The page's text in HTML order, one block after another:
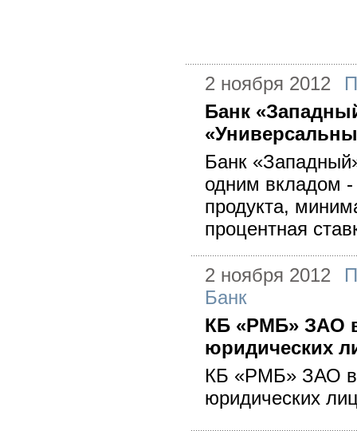
2 ноября 2012
Банк
Банк
одним вкладом -
продукта,
процентная
2 ноября 2012
Банк
КБ «РМБ» ЗАО
юридических
КБ «РМБ» ЗАО
юридических